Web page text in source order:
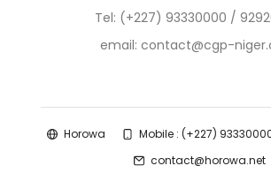
Tel: (+227) 93330000 /
email: contact@cgp-
Horowa
Mobile : (+227)
contact@horowa.net